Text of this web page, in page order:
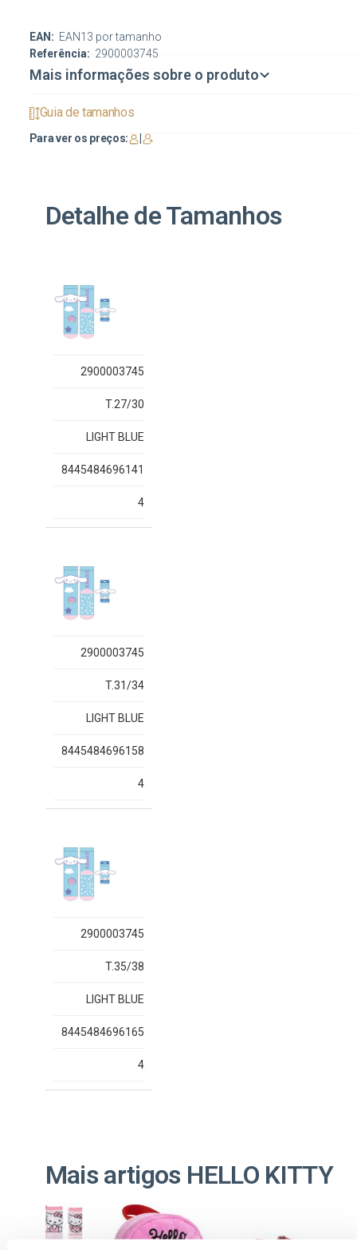
Referência: 2900003745
EAN: EAN13 por tamanho
Mais informações sobre o produto
Guia de tamanhos
Para ver os preços:
Detalhe de Tamanhos
2900003745
T.27/30
LIGHT BLUE
8445484696141
4
2900003745
T.31/34
LIGHT BLUE
8445484696158
4
2900003745
T.35/38
LIGHT BLUE
8445484696165
4
Mais artigos HELLO KITTY